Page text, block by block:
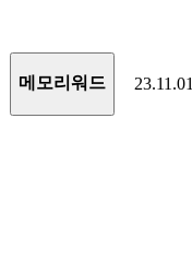
메모리워드 23.11.01